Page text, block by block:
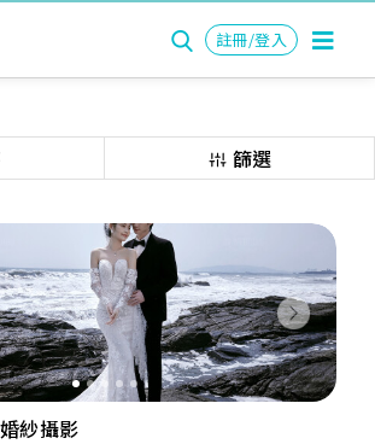
註冊/登入
篩選
Next
紗攝影